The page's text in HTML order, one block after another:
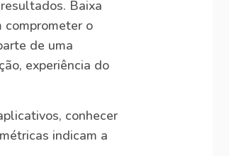
Baixa
o
de uma
experiência do
conhecer
indicam a